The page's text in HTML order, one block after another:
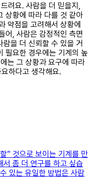
려요. 사람을 더 믿을지,
상황에 따라 다를 것 같아
약점을 고려해서 상황에
어, 사람은 감정적인 측면
을 더 신뢰할 수 있을 거
필요한 경우에는 기계의 높
는 그 상황과 요구에 따라
하다고 생각해요.
” 것으로 보이는 기계를 만
좀 더 연구를 하고 싶습
있는 유일한 방법은 사람